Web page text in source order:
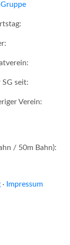
Gruppe
SG seit:
Verein:
/ 50m Bahn):
· Impressum